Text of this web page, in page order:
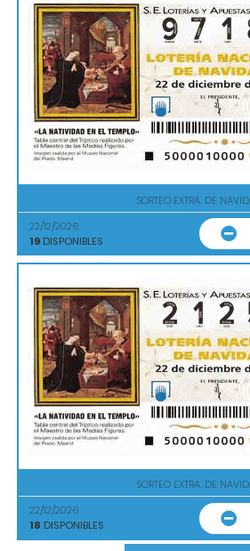
SORTEO EXTRA. DE
22/12/2026
19 DISPONIBLES
SORTEO EXTRA. DE
22/12/2026
18 DISPONIBLES